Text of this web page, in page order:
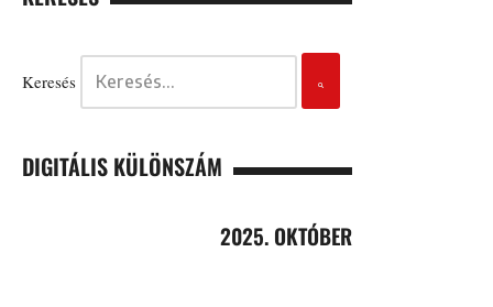
Keresés
DIGITÁLIS KÜLÖNSZÁM
2025. OKTÓBER